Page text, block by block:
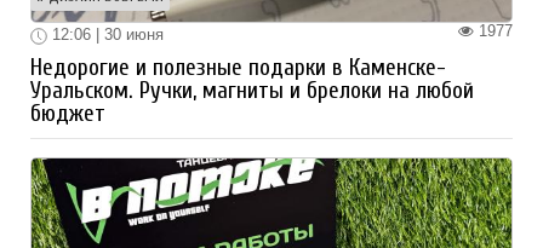
1977
12:06 | 30 июня
Недорогие и полезные подарки в Каменске-
Уральском. Ручки, магниты и брелоки на любой
бюджет